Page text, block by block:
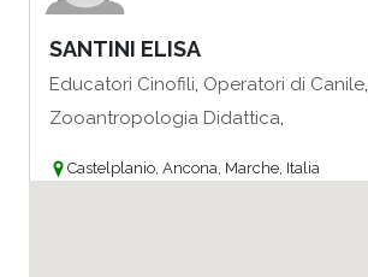
SANTINI ELISA
Educatori Cinofili, Operatori di Canile,
Zooantropologia Didattica,
Castelplanio, Ancona, Marche, Italia